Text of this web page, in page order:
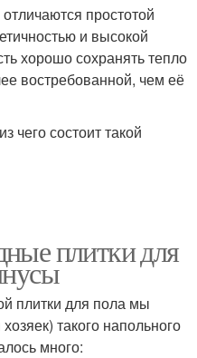
простотой
и высокой
хорошо сохранять тепло
востребованной, чем её
чего состоит такой
плитки для
плитки для пола мы
такого напольного
много: